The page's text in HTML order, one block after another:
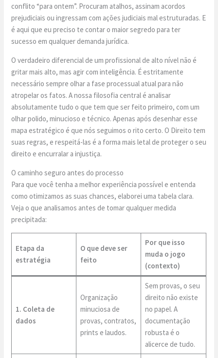
conflito “para ontem”. Procuram atalhos, assinam acordos
prejudiciais ou ingressam com ações judiciais mal estruturadas. E
é aqui que eu preciso te contar o maior segredo para ter
sucesso em qualquer demanda jurídica.
O verdadeiro diferencial de um profissional de alto nível não é
gritar mais alto, mas agir com inteligência. É estritamente
necessário sempre olhar a fase processual atual para não
atropelar os fatos. A nossa filosofia central é analisar
absolutamente tudo o que tem que ser feito primeiro, com um
olhar polido, minucioso e técnico. Apenas após desenhar esse
mapa estratégico é que nós seguimos o rito certo. O Direito tem
suas regras, e respeitá-las é a forma mais letal de proteger o seu
direito e encurralar a injustiça.
O caminho seguro antes do processo
Para que você tenha a melhor experiência possível e entenda
como otimizamos as suas chances, elaborei uma tabela clara.
Veja o que analisamos antes de tomar qualquer medida
precipitada:
Etapa da
estratégia
O que deve ser
feito
Por que isso
muda o jogo
(contexto)
1. Coleta de
dados
Organização
minuciosa de
provas, contratos,
prints e laudos.
Sem provas, o seu
direito não existe
no papel. A
documentação
robusta é o
alicerce de tudo.